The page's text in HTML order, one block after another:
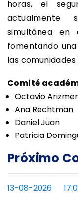
horas, el
actualmente
simultánea en
fomentando
las comunidades
Comité
Octavio
Ana Rechtman
Daniel Juan
Patricia
Próximo
13-08-2026